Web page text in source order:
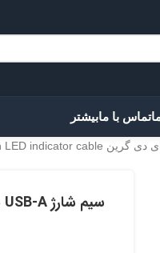
تماس با مابیشتر
سیم شارژ USB-A به لایتنینگ با نشانگر ال ای دی گرین Green usb-a to lightning with LED indicator cable